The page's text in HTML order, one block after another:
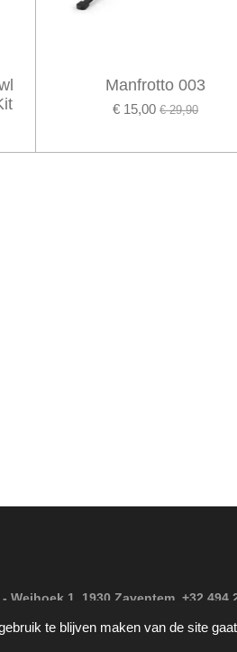
te blijven maken van de site
Manfrotto 003
€ 15,00 € 29,90
1, 1930 Zaventem +32 494